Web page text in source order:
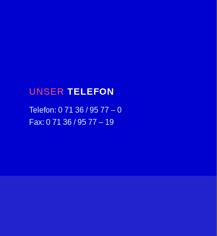
UNSER TELEFON
Telefon: 0 71 36 / 95 77 – 0
Fax: 0 71 36 / 95 77 – 19